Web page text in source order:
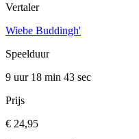
Vertaler
Wiebe Buddingh'
Speelduur
9 uur 18 min 43 sec
Prijs
€ 24,95